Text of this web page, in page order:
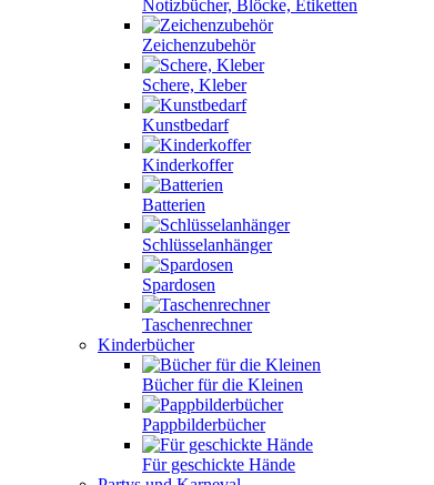
Notizbücher, Blöcke, Etiketten
Zeichenzubehör
Schere, Kleber
Kunstbedarf
Kinderkoffer
Batterien
Schlüsselanhänger
Spardosen
Taschenrechner
Kinderbücher
Bücher für die Kleinen
Pappbilderbücher
Für geschickte Hände